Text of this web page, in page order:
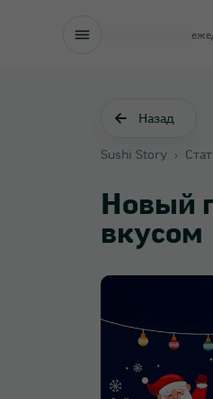
Назад
Sushi Story ›
Новый
вкусом